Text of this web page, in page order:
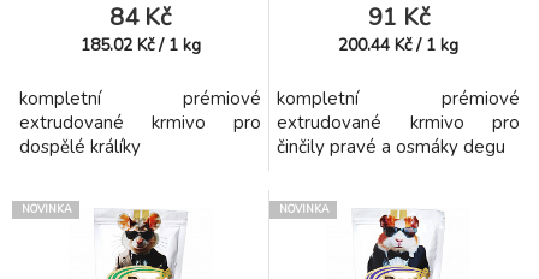
84 Kč
185.02 Kč / 1 kg
kompletní prémiové
extrudované krmivo pro
dospělé králíky
91 Kč
200.44 Kč / 1 kg
kompletní prémiové
extrudované krmivo pro
činčily pravé a osmáky degu
NOVINKA NOVINKA